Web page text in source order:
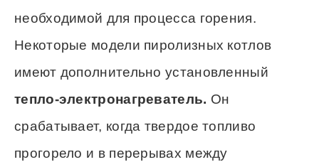
необходимой для процесса горения.
Некоторые модели пиролизных котлов
имеют дополнительно установленный
тепло-электронагреватель. Он
срабатывает, когда твердое топливо
прогорело и в перерывах между